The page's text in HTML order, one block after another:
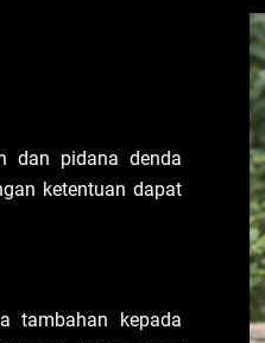
dan pidana denda
ketentuan dapat
tambahan kepada